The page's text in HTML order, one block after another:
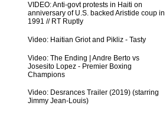
VIDEO: Anti-govt protests in Haiti on
anniversary of U.S. backed Aristide coup in
1991 // RT Ruptly
Video: Haitian Griot and Pikliz - Tasty
Video: The Ending | Andre Berto vs
Josesito Lopez - Premier Boxing
Champions
Video: Desrances Trailer (2019) (starring
Jimmy Jean-Louis)